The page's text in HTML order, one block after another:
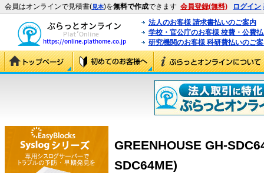
会員はオンラインで見積書(見本)を無料で作成できます 会員登録(無料) ログイン
法人のお客様 請求書払いのご案内
学校・官公庁のお客様 校費・公費
研究機関のお客様 科研費払いのご
GREENHOUSE GH-
SDC64ME)